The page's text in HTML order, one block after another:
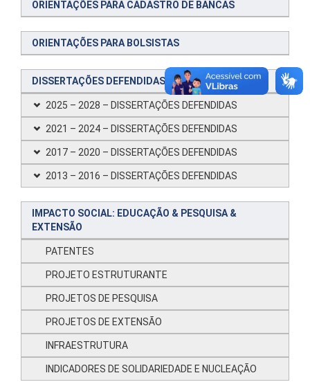
ORIENTAÇÕES PARA CADASTRO DE BANCAS
ORIENTAÇÕES PARA BOLSISTAS
DISSERTAÇÕES DEFENDIDAS
2025 – 2028 – DISSERTAÇÕES DEFENDIDAS
2021 – 2024 – DISSERTAÇÕES DEFENDIDAS
2017 – 2020 – DISSERTAÇÕES DEFENDIDAS
2013 – 2016 – DISSERTAÇÕES DEFENDIDAS
IMPACTO SOCIAL: EDUCAÇÃO & PESQUISA &
EXTENSÃO
PATENTES
PROJETO ESTRUTURANTE
PROJETOS DE PESQUISA
PROJETOS DE EXTENSÃO
INFRAESTRUTURA
INDICADORES DE SOLIDARIEDADE E NUCLEAÇÃO